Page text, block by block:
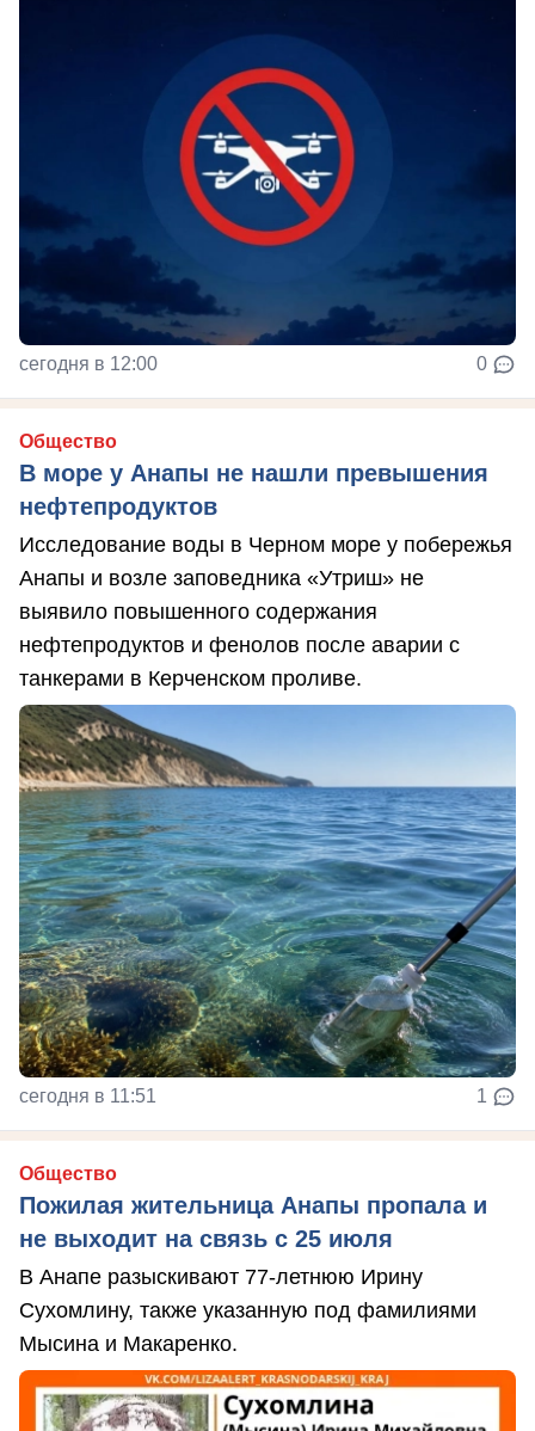
сегодня в 12:00 0
Общество
В море у Анапы не нашли превышения
нефтепродуктов
Исследование воды в Черном море у побережья
Анапы и возле заповедника «Утриш» не
выявило повышенного содержания
нефтепродуктов и фенолов после аварии с
танкерами в Керченском проливе.
сегодня в 11:51 1
Общество
Пожилая жительница Анапы пропала и
не выходит на связь с 25 июля
В Анапе разыскивают 77-летнюю Ирину
Сухомлину, также указанную под фамилиями
Мысина и Макаренко.